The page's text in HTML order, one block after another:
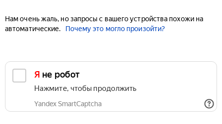
Нам очень жаль, но запросы с вашего устройства похожи на
автоматические.
Почему это могло произойти?
Я не робот
Нажмите, чтобы продолжить
Yandex SmartCaptcha